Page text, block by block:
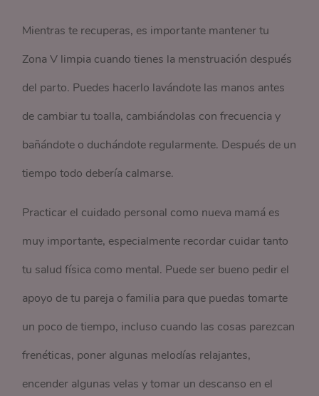
Mientras te recuperas, es importante mantener tu
Zona V limpia cuando tienes la menstruación después
del parto. Puedes hacerlo lavándote las manos antes
de cambiar tu toalla, cambiándolas con frecuencia y
bañándote o duchándote regularmente. Después de un
tiempo todo debería calmarse.
Practicar el cuidado personal como nueva mamá es
muy importante, especialmente recordar cuidar tanto
tu salud física como mental. Puede ser bueno pedir el
apoyo de tu pareja o familia para que puedas tomarte
un poco de tiempo, incluso cuando las cosas parezcan
frenéticas, poner algunas melodías relajantes,
encender algunas velas y tomar un descanso en el